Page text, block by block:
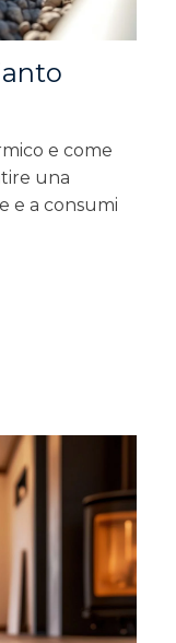
e come
una
e a consumi